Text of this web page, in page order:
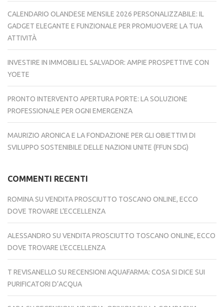
CALENDARIO OLANDESE MENSILE 2026 PERSONALIZZABILE: IL
GADGET ELEGANTE E FUNZIONALE PER PROMUOVERE LA TUA
ATTIVITÀ
INVESTIRE IN IMMOBILI EL SALVADOR: AMPIE PROSPETTIVE CON
YOETE
PRONTO INTERVENTO APERTURA PORTE: LA SOLUZIONE
PROFESSIONALE PER OGNI EMERGENZA
MAURIZIO ARONICA E LA FONDAZIONE PER GLI OBIETTIVI DI
SVILUPPO SOSTENIBILE DELLE NAZIONI UNITE (FFUN SDG)
COMMENTI RECENTI
ROMINA SU VENDITA PROSCIUTTO TOSCANO ONLINE, ECCO
DOVE TROVARE L’ECCELLENZA
ALESSANDRO SU VENDITA PROSCIUTTO TOSCANO ONLINE, ECCO
DOVE TROVARE L’ECCELLENZA
T REVISANELLO SU RECENSIONI AQUAFARMA: COSA SI DICE SUI
PURIFICATORI D’ACQUA